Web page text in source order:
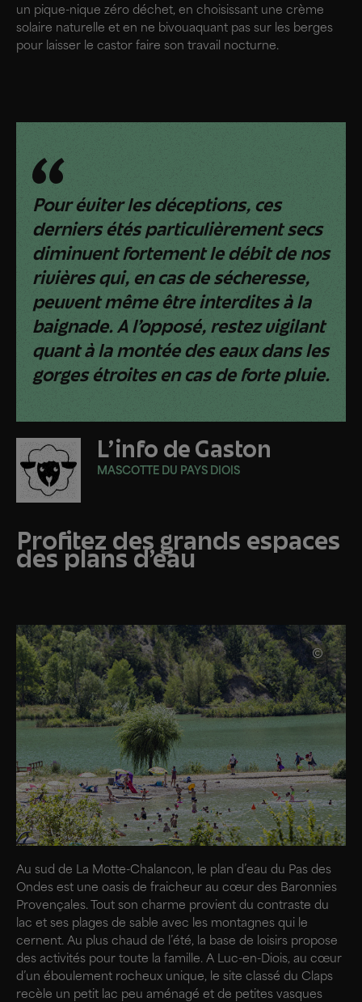
un pique-nique zéro déchet, en choisissant une crème
solaire naturelle et en ne bivouaquant pas sur les berges
pour laisser le castor faire son travail nocturne.
Pour éviter les déceptions, ces
derniers étés particulièrement secs
diminuent fortement le débit de nos
rivières qui, en cas de sécheresse,
peuvent même être interdites à la
baignade. A l’opposé, restez vigilant
quant à la montée des eaux dans les
gorges étroites en cas de forte pluie.
L'info de Gaston
MASCOTTE DU PAYS DIOIS
Profitez des grands espaces
des plans d’eau
Au sud de La Motte-Chalancon, le plan d’eau du Pas des
Ondes est une oasis de fraicheur au cœur des Baronnies
Provençales. Tout son charme provient du contraste du
lac et ses plages de sable avec les montagnes qui le
cernent. Au plus chaud de l’été, la base de loisirs propose
des activités pour toute la famille. A Luc-en-Diois, au cœur
d’un éboulement rocheux unique, le site classé du Claps
recèle un petit lac peu aménagé et de petites vasques